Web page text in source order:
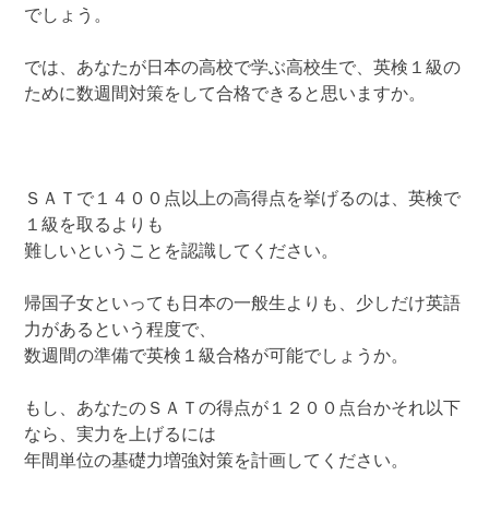
でしょう。
では、あなたが日本の高校で学ぶ高校生で、英検１級の
ために数週間対策をして合格できると思いますか。
ＳＡＴで１４００点以上の高得点を挙げるのは、英検で
１級を取るよりも
難しいということを認識してください。
帰国子女といっても日本の一般生よりも、少しだけ英語
力があるという程度で、
数週間の準備で英検１級合格が可能でしょうか。
もし、あなたのＳＡＴの得点が１２００点台かそれ以下
なら、実力を上げるには
年間単位の基礎力増強対策を計画してください。